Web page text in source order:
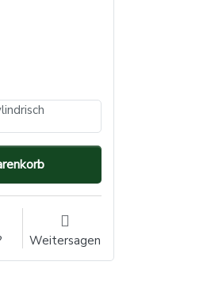
Weitersagen